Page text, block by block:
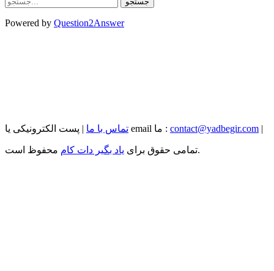
Powered by Question2Answer
تماس با ما | پست الکترونیکی یا email ما : contact@yadbegir.com |
تمامی حقوق برای یاد بگیر دات کام
محفوظ است.